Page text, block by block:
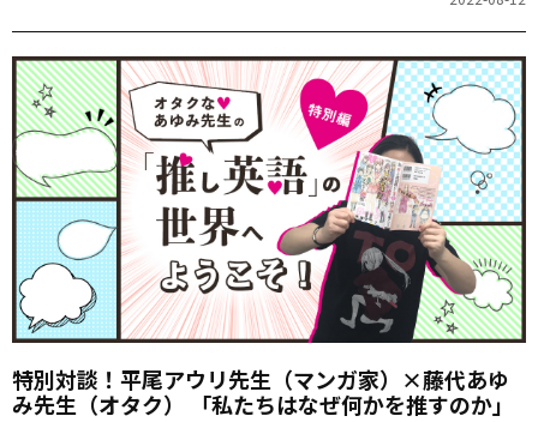
特別対談！平尾アウリ先生（マンガ家）×藤代あゆ
み先生（オタク） 「私たちはなぜ何かを推すのか」